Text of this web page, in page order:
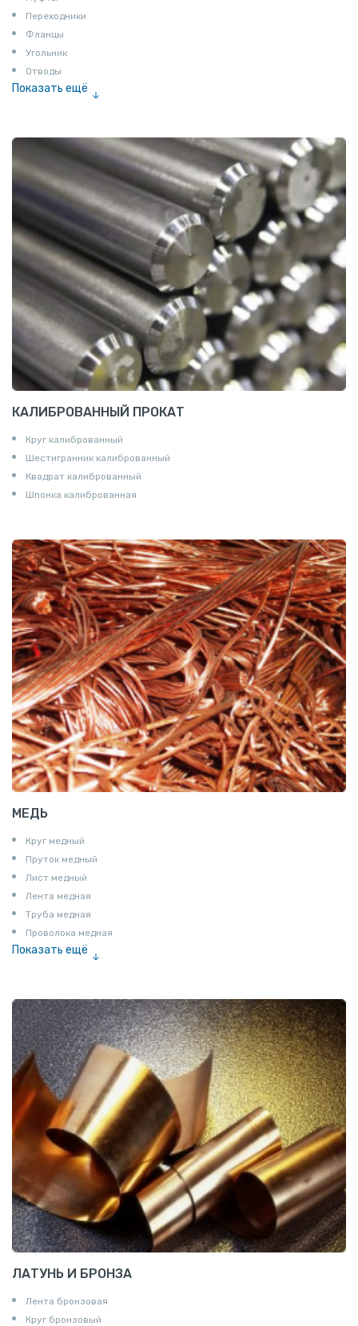
Переходники
Фланцы
Угольник
Отводы
Показать ещё
Соединение «американка»
Штуцеры
Сгоны
Удлинители для труб
Крестовины
Контргайки
КАЛИБРОВАННЫЙ ПРОКАТ
Круг калиброванный
Шестигранник калиброванный
Квадрат калиброванный
Шпонка калиброванная
МЕДЬ
Круг медный
Пруток медный
Лист медный
Лента медная
Труба медная
Проволока медная
Показать ещё
ЛАТУНЬ И БРОНЗА
Лента бронзовая
Круг бронзовый